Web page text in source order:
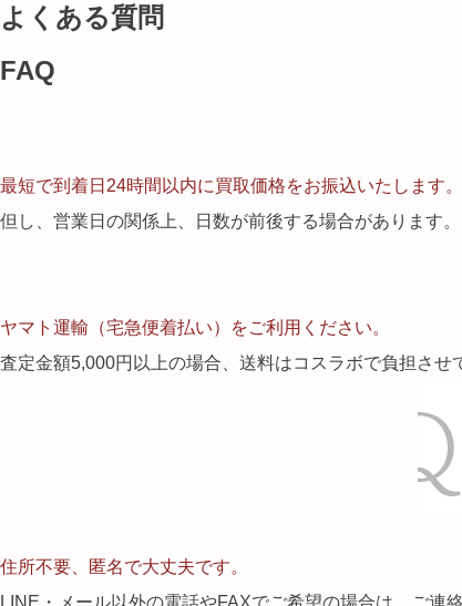
よくある質問
FAQ
最短で到着日24時間以内に買取価格をお振込いたします。
但し、営業日の関係上、日数が前後する場合があります。
ヤマト運輸（宅急便着払い）をご利用ください。
査定金額5,000円以上の場合、送料はコスラボで負担させ
住所不要、匿名で大丈夫です。
LINE・メール以外の電話やFAXでご希望の場合は、ご連